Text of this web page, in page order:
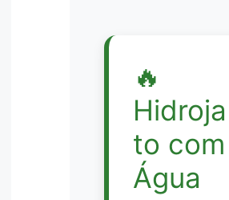
🔥
Hidroja
to com
Água